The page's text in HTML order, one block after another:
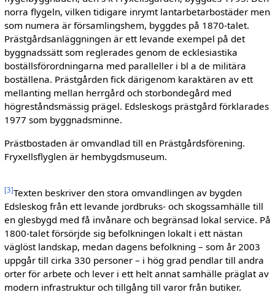
norra flygeln, vilken tidigare inrymt lantarbetarbostäder men
som numera är församlingshem, byggdes på 1870-talet.
Prästgårdsanläggningen är ett levande exempel på det
byggnadssätt som reglerades genom de ecklesiastika
boställsförordningarna med paralleller i bl a de militära
boställena. Prästgården fick därigenom karaktären av ett
mellanting mellan herrgård och storbondegård med
högreståndsmässig prägel. Edsleskogs prästgård förklarades
1977 som byggnadsminne.
Prästbostaden är omvandlad till en Prästgårdsförening.
Fryxellsflyglen är hembygdsmuseum.
[3]Texten beskriver den stora omvandlingen av bygden
Edsleskog från ett levande jordbruks- och skogssamhälle till
en glesbygd med få invånare och begränsad lokal service. På
1800-talet försörjde sig befolkningen lokalt i ett nästan
väglöst landskap, medan dagens befolkning – som år 2003
uppgår till cirka 330 personer – i hög grad pendlar till andra
orter för arbete och lever i ett helt annat samhälle präglat av
modern infrastruktur och tillgång till varor från butiker.